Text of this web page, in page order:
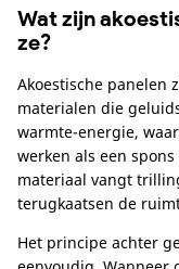
Wat zijn
ze?
Akoestische panelen
materialen die
warmte-energie,
werken als een
materiaal vangt
terugkaatsen de
Het principe achter